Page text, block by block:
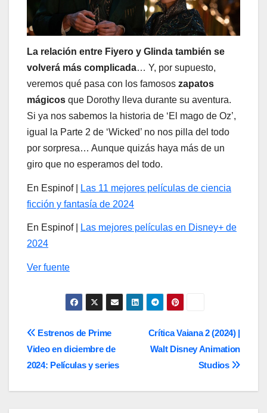
La relación entre Fiyero y Glinda también se
volverá más complicada… Y, por supuesto,
veremos qué pasa con los famosos zapatos
mágicos que Dorothy lleva durante su aventura.
Si ya nos sabemos la historia de ‘El mago de Oz’,
igual la Parte 2 de ‘Wicked’ no nos pilla del todo
por sorpresa… Aunque quizás haya más de un
giro que no esperamos del todo.
En Espinof |
Las 11 mejores películas de ciencia
ficción y fantasía de 2024
En Espinof |
Las mejores películas en Disney+ de
2024
Ver fuente
Navegación
de
entradas
Crítica Vaiana 2 (2024) |
Walt Disney Animation
Studios
Estrenos de Prime
Video en diciembre de
2024: Películas y series